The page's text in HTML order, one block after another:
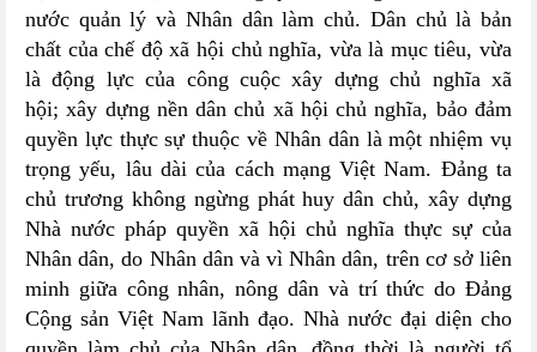
nước quản lý và Nhân dân làm chủ. Dân chủ là bản
chất của chế độ xã hội chủ nghĩa, vừa là mục tiêu, vừa
là động lực của công cuộc xây dựng chủ nghĩa xã
hội; xây dựng nền dân chủ xã hội chủ nghĩa, bảo đảm
quyền lực thực sự thuộc về Nhân dân là một nhiệm vụ
trọng yếu, lâu dài của cách mạng Việt Nam. Đảng ta
chủ trương không ngừng phát huy dân chủ, xây dựng
Nhà nước pháp quyền xã hội chủ nghĩa thực sự của
Nhân dân, do Nhân dân và vì Nhân dân, trên cơ sở liên
minh giữa công nhân, nông dân và trí thức do Đảng
Cộng sản Việt Nam lãnh đạo. Nhà nước đại diện cho